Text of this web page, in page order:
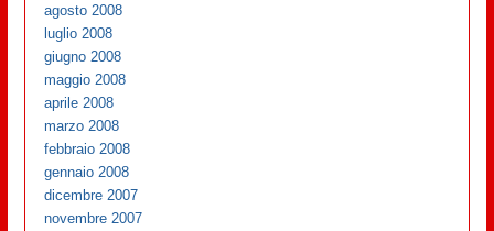
agosto 2008
luglio 2008
giugno 2008
maggio 2008
aprile 2008
marzo 2008
febbraio 2008
gennaio 2008
dicembre 2007
novembre 2007